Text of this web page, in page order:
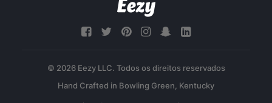
© 2026 Eezy LLC. Todos os direitos reservados